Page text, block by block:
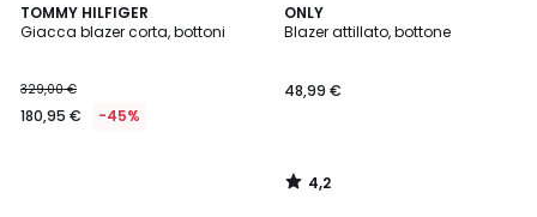
TOMMY HILFIGER
Giacca blazer corta, bottoni
329,00 €
180,95 € -45%
ONLY
Blazer attillato, bottone
48,99 €
4,2
/ 5
4,2
/